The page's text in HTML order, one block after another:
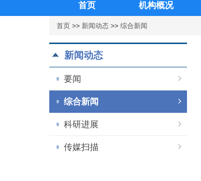
首页 机构概况
首页 >> 新闻动态 >> 综合新闻
新闻动态
要闻
综合新闻
科研进展
传媒扫描